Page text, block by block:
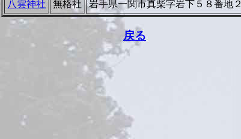
八雲神社
無格社 岩手県一関市真柴字岩下５８番地２
戻る